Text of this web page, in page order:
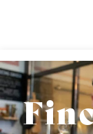
principal